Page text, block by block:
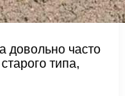
довольно часто
типа,